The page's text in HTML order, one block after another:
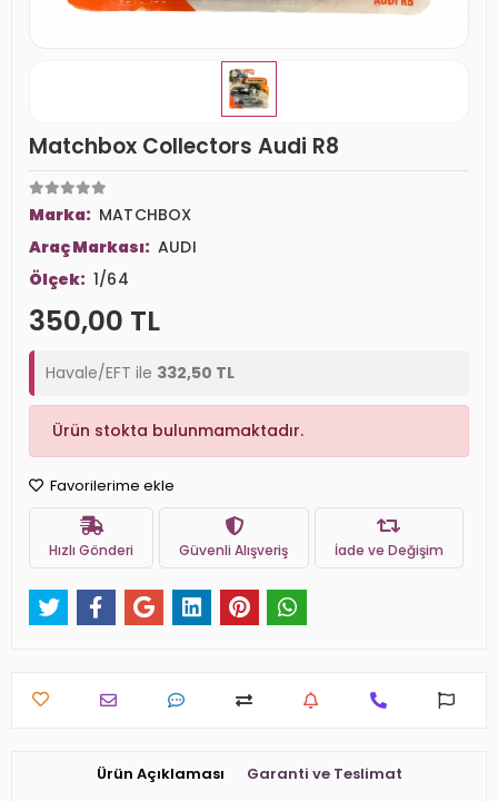
Matchbox Collectors Audi R8
Marka: MATCHBOX
Araç Markası: AUDI
Ölçek: 1/64
350,00 TL
Havale/EFT ile 332,50 TL
Ürün stokta bulunmamaktadır.
Favorilerime ekle
Hızlı Gönderi Güvenli Alışveriş İade ve Değişim
Ürün Açıklaması Garanti ve Teslimat